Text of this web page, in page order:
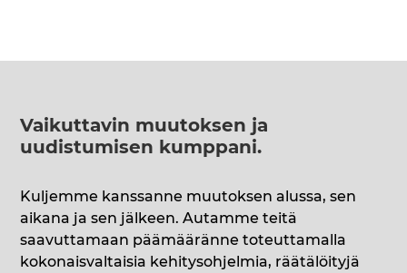
Vaikuttavin muutoksen ja
uudistumisen kumppani.
Kuljemme kanssanne muutoksen alussa, sen
aikana ja sen jälkeen. Autamme teitä
saavuttamaan päämääränne toteuttamalla
kokonaisvaltaisia kehitysohjelmia, räätälöityjä